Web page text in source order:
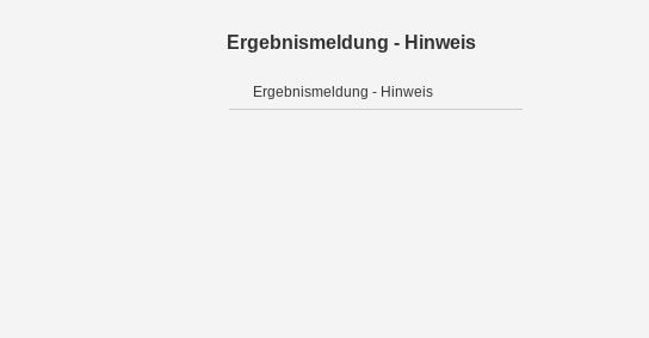
Ergebnismeldung - Hinweis
Ergebnismeldung - Hinweis